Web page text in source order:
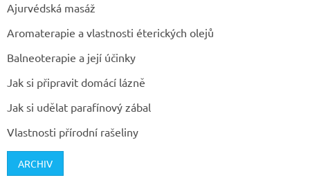
Ajurvédská masáž
Aromaterapie a vlastnosti éterických olejů
Balneoterapie a její účinky
Jak si připravit domácí lázně
Jak si udělat parafínový zábal
Vlastnosti přírodní rašeliny
ARCHIV